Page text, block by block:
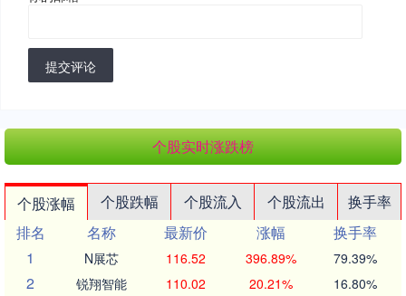
提交评论
个股实时涨跌榜
个股涨幅 个股跌幅 个股流入 个股流出
换手率
排名
名称 最新价 涨幅
换手率
1
N展芯 116.52 396.89% 79.39%
2 锐翔智能 110.02 20.21% 16.80%